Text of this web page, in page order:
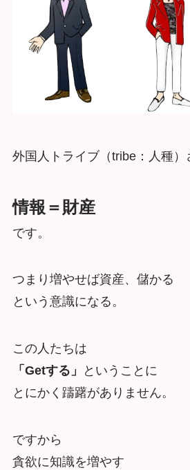
外国人トライブ（tribe：人種）
情報＝財産
です。
つまり増やせば資産、儲かる
という意識になる。
この人たちは
「Getする」
ということに
とにかく躊躇がありません。
ですから
貪欲に知識を増やす